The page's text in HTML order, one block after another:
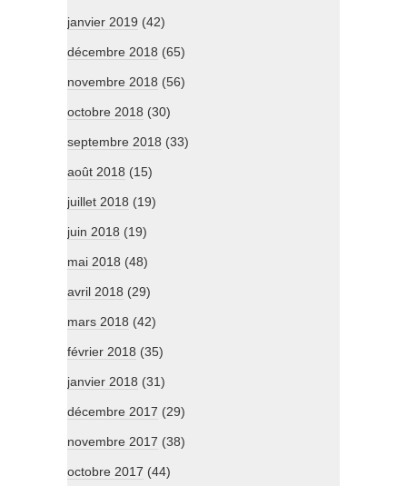
janvier 2019 (42)
décembre 2018 (65)
novembre 2018 (56)
octobre 2018 (30)
septembre 2018 (33)
août 2018 (15)
juillet 2018 (19)
juin 2018 (19)
mai 2018 (48)
avril 2018 (29)
mars 2018 (42)
février 2018 (35)
janvier 2018 (31)
décembre 2017 (29)
novembre 2017 (38)
octobre 2017 (44)